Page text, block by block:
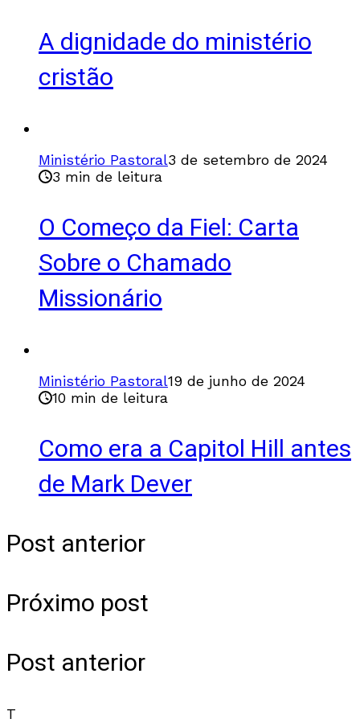
A dignidade do ministério
cristão
Ministério Pastoral3 de setembro de 2024
3 min de leitura
O Começo da Fiel: Carta
Sobre o Chamado
Missionário
Ministério Pastoral19 de junho de 2024
10 min de leitura
Como era a Capitol Hill antes
de Mark Dever
Post anterior
Próximo post
Post anterior
T